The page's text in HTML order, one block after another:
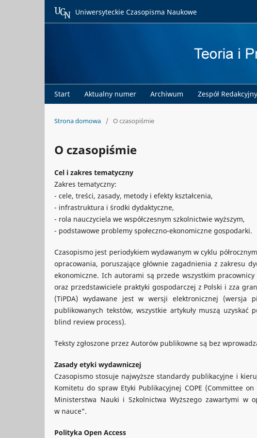
Start Aktualny numer Archiwum Zespół Redakcyjny
Uniwersyteckie Czasopisma Naukowe
Strona domowa / O czasopiśmie
O czasopiśmie
Cel i zakres tematyczny
Zakres tematyczny:
- cele, treści, zasady, metody i efekty kształcenia,
- infrastruktura i środki dydaktyczne,
- rola nauczyciela we współczesnym szkolnictwie wyższym,
- podstawowe problemy społeczno-ekonomiczne gospodarki.
Czasopismo jest periodykiem wydawanym w cyklu
opracowania, poruszające głównie zagadnienia z zakresu
ekonomiczne. Ich autorami są przede wszystkim
oraz przedstawiciele praktyki gospodarczej z Polski i zza
(TiPDA) wydawane jest w wersji elektronicznej (wersja
publikowanych tekstów, wszystkie artykuły muszą
blind review process).
Teksty zgłoszone przez Autorów publikowne są bez
Zasady etyki wydawniczej
Czasopismo stosuje najwyższe standardy publikacyjne i
Komitetu do spraw Etyki Publikacyjnej COPE (Committee
Ministerstwa Nauki i Szkolnictwa Wyższego zawartymi w
w nauce".
Polityka Open Access